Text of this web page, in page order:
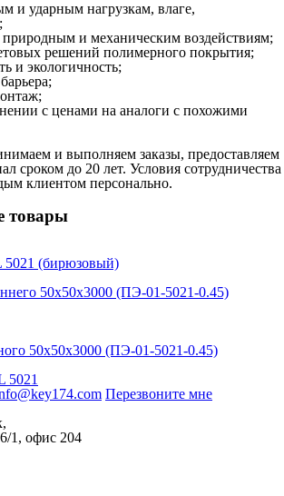
и ударным нагрузкам, влаге,
и механическим воздействиям;
решений полимерного покрытия;
и экологичность;
с ценами на аналоги с похожими
и выполняем заказы, предоставляем
сроком до 20 лет. Условия сотрудничества
клиентом персонально.
товары
5021 (бирюзовый)
50х50х3000 (ПЭ-01-5021-0.45)
50х50х3000 (ПЭ-01-5021-0.45)
5021
Перезвоните мне
1, офис 204